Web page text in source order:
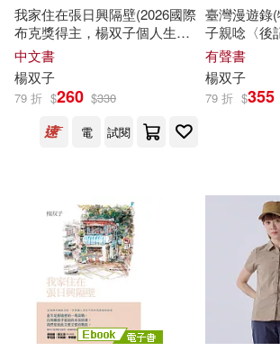
楊建臣(1) 楊德全(1)
楊必位(1) 楊慧華(1)
楊沂孫篆書(1)
楊澄甫等(1)
楊爍(1)
國立彰化生活美學館(1)
國立臺灣工藝研究發展中心(1)
國立陽明交通大學出版社(1)
地質出版社(1) 大呂文化(1)
大大創意(1) 大象出版社(1)
天津人民出版社(1)
我家住在張日興隔壁(2026國際
布克獎得主，楊双子個人生命
書寫)
中文書
楊双子
79 折 $260 $330
電
試閱
臺灣漫遊錄
子親唸〈後
有聲書
楊双子
79 折 $355